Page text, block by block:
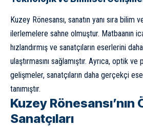
Kuzey Rönesansı, sanatın yanı sıra
ilerlemelere sahne olmuştur. Matbaanın
hızlandırmış ve sanatçıların eserlerini
ulaştırmasını sağlamıştır. Ayrıca, optik
gelişmeler, sanatçıların daha gerçekçi
tanımıştır.
Kuzey Rönesansı’nın
Sanatçıları